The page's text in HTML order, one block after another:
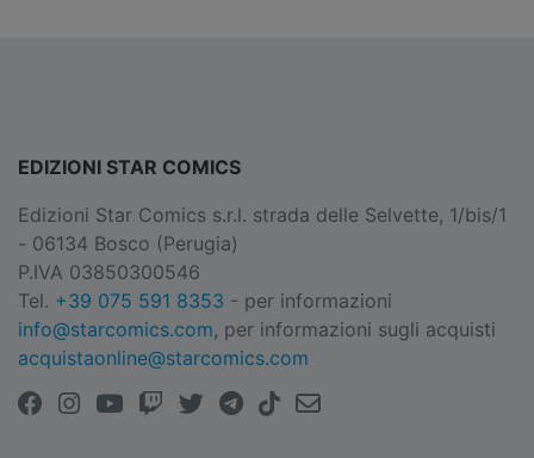
EDIZIONI STAR COMICS
Edizioni Star Comics s.r.l. strada delle Selvette, 1/bis/1
- 06134 Bosco (Perugia)
P.IVA 03850300546
Tel. +39 075 591 8353 - per informazioni
info@starcomics.com, per informazioni sugli acquisti
acquistaonline@starcomics.com